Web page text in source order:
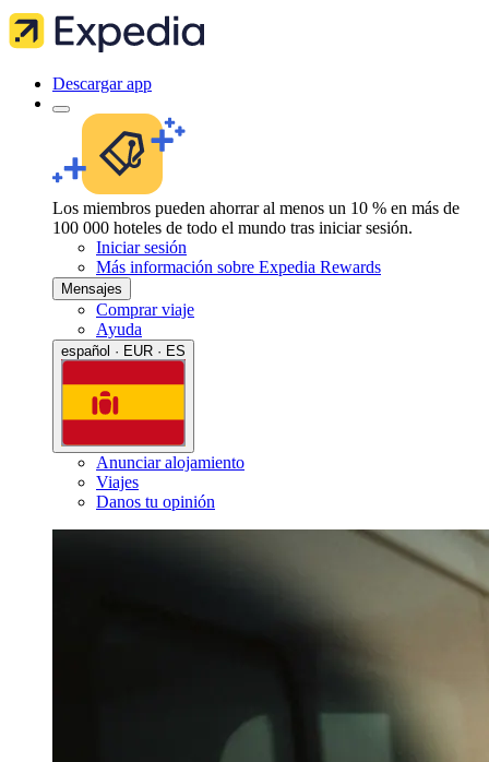
Descargar app
Los miembros pueden ahorrar al menos un 10 % en más de
100 000 hoteles de todo el mundo tras iniciar sesión.
Iniciar sesión
Más información sobre Expedia Rewards
Mensajes
Comprar viaje
Ayuda
español · EUR · ES
Anunciar alojamiento
Viajes
Danos tu opinión